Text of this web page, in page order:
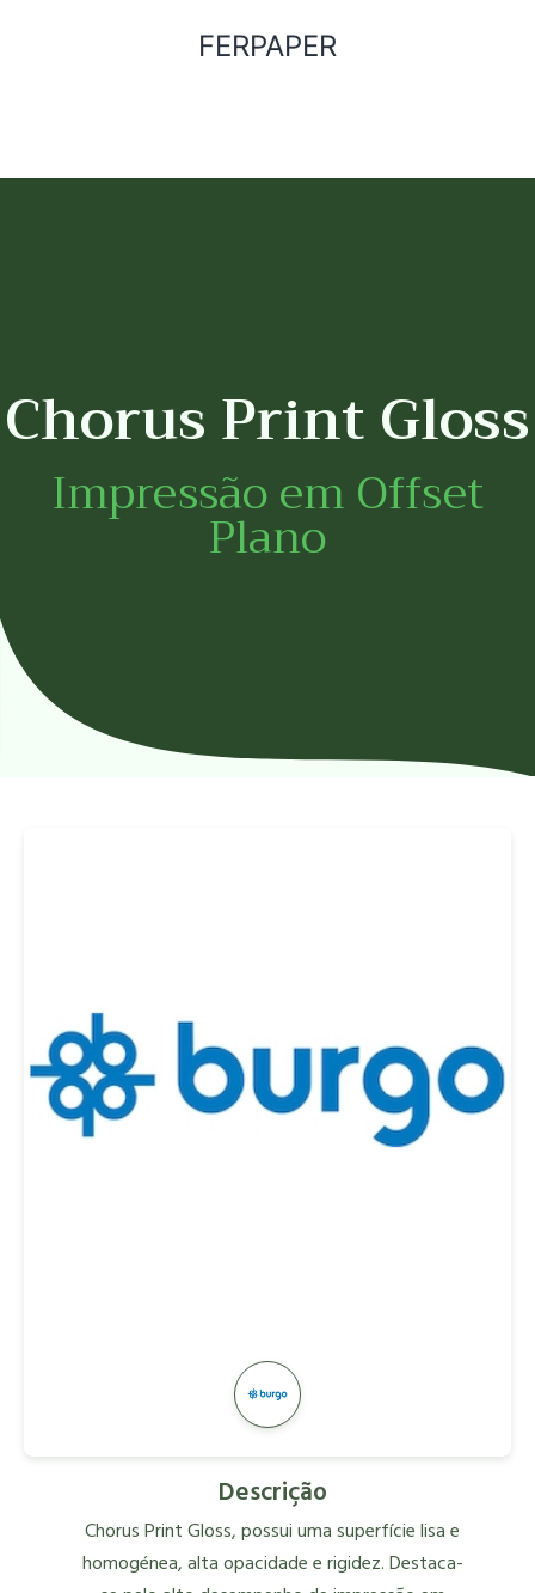
FERPAPER
Chorus Print Gloss
Impressão em Offset
Plano
Descrição
Chorus Print Gloss, possui uma superfície lisa e
homogénea, alta opacidade e rigidez. Destaca-